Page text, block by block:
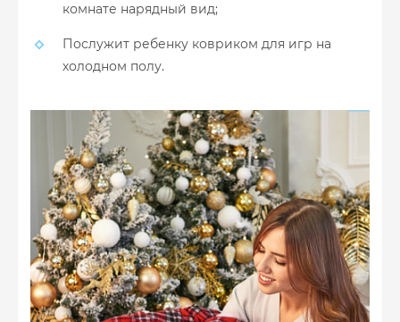
комнате нарядный вид;
Послужит ребенку ковриком для игр на
холодном полу.